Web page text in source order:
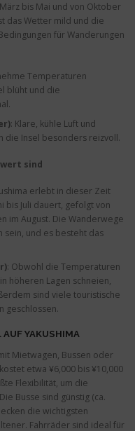
bis Mai und von Oktober
das Wetter mild und die
für Wanderungen
Temperaturen
blüht und die
: Klare, kühle Luft und
die Insel besonders reizvoll.
sind
erlebt in dieser Zeit
bis Juli dauert, gefolgt von
im August. Die Wanderwege
sein, und es besteht das
: Obwohl die Temperaturen
höheren Lagen schneien,
sind viele touristische
geschlossen.
YAKUSHIMA
Mietwagen, Bussen oder
etwa ¥6,000 bis ¥10,000
Flexibilität, um die
Busse sind günstig (ca.
die wichtigsten
Fahrräder sind ideal für